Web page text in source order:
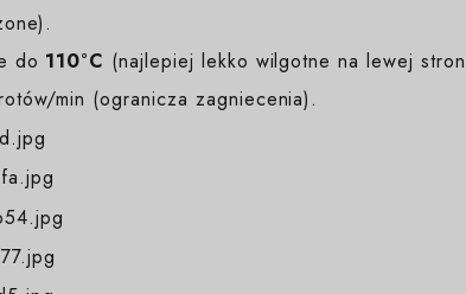
do 110°C (najlepiej lekko wilgotne na lewej
min (ogranicza zagniecenia).